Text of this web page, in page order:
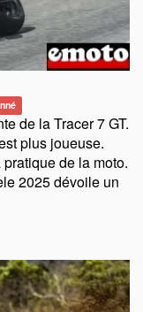
de la Tracer 7 GT.
plus joueuse.
de la moto.
2025 dévoile un